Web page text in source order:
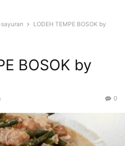
LODEH TEMPE BOSOK by
BOSOK by
0